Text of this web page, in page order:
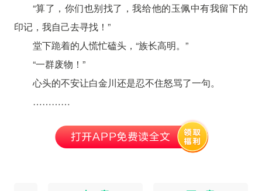
“算了，你们也别找了，我给他的玉佩中有我留下的
印记，我自己去寻找！”
堂下跪着的人慌忙磕头，“族长高明。”
“一群废物！”
心头的不安让白金川还是忍不住怒骂了一句。
…………